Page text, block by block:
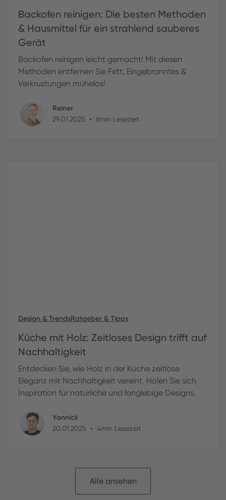
Backofen reinigen: Die besten Methoden
& Hausmittel für ein strahlend sauberes
Gerät
Backofen reinigen leicht gemacht! Mit diesen
Methoden entfernen Sie Fett, Eingebranntes &
Verkrustungen mühelos!
Reiner
29 01 2025 • 6min Lesezeit
Design & TrendsRatgeber & Tipps
Küche mit Holz: Zeitloses Design trifft auf
Nachhaltigkeit
Entdecken Sie, wie Holz in der Küche zeitlose
Eleganz mit Nachhaltigkeit vereint. Holen Sie sich
Inspiration für natürliche und langlebige Designs.
Yannick
20 01 2025 • 4min Lesezeit
Alle ansehen